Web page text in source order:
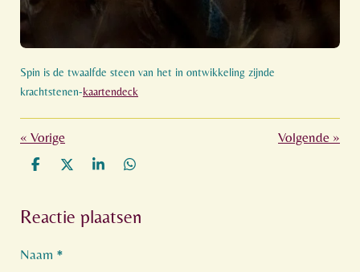
Spin is de twaalfde steen van het in ontwikkeling zijnde
krachtstenen-kaartendeck
« Vorige Volgende »
D
e
D
l
S
r
D
e
Reactie plaatsen
Naam *